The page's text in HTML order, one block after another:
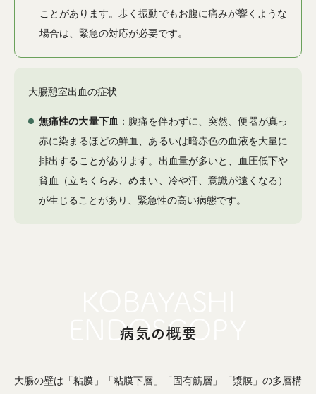
ことがあります。歩く振動でもお腹に痛みが響くような
場合は、緊急の対応が必要です。
大腸憩室出血の症状
無痛性の大量下血 ：腹痛を伴わずに、突然、便器が真っ
赤に染まるほどの鮮血、あるいは暗赤色の血液を大量に
排出することがあります。出血量が多いと、血圧低下や
貧血（立ちくらみ、めまい、冷や汗、意識が遠くなる）
が生じることがあり、緊急性の高い病態です。
病気の概要
大腸の壁は「粘膜」「粘膜下層」「固有筋層」「漿膜」の多層構